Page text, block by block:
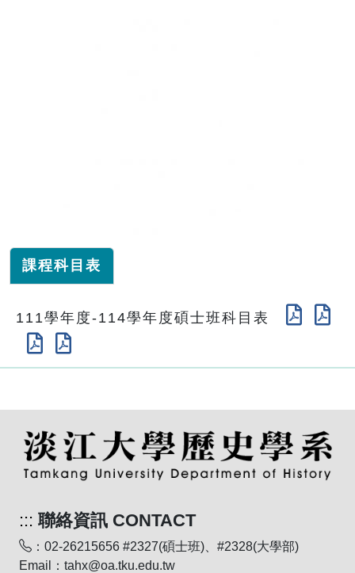
課程科目表
111學年度-114學年度碩士班科目表
::: 聯絡資訊 CONTACT
：02-26215656 #2327(碩士班)、#2328(大學部)
Email：tahx@oa.tku.edu.tw